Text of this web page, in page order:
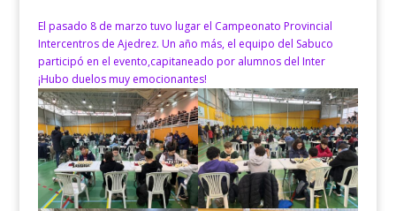
El pasado 8 de marzo tuvo lugar el Campeonato Provincial
Intercentros de Ajedrez. Un año más, el equipo del Sabuco
participó en el evento,capitaneado por alumnos del Inter
¡Hubo duelos muy emocionantes!